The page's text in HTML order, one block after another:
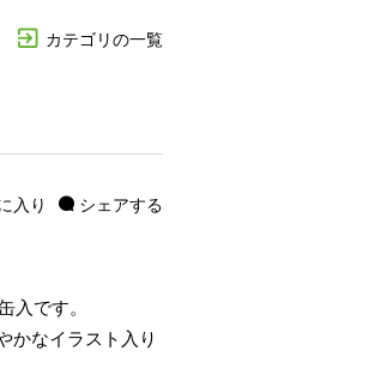
カテゴリの一覧
シェアする
入り
入です。
かなイラスト入り